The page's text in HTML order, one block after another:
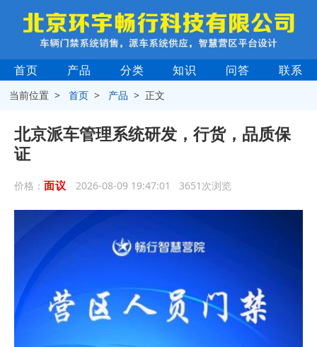
首页 产品 分类 知识 问答 联系
当前位置 >首页 > 产品 > 正文
北京派车管理系统研发，行货，品质保
证
价格： 面议 2026-08-09 19:47:01 3651次浏览